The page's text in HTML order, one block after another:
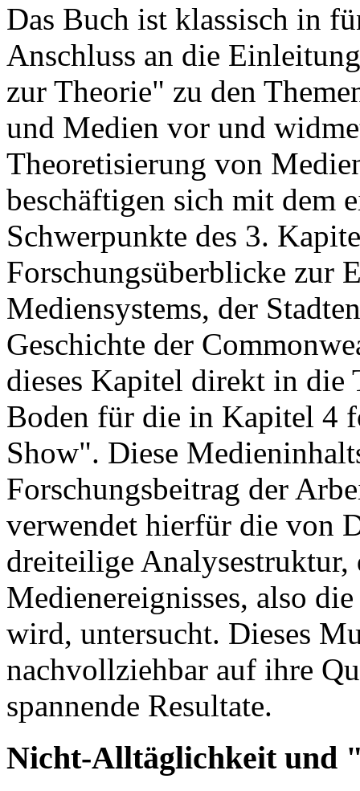
Das Buch ist klassisch in
Anschluss an die
zur Theorie" zu den
und Medien vor und
Theoretisierung von
beschäftigen sich mit dem
Schwerpunkte des 3.
Forschungsüberblicke zur
Mediensystems, der
Geschichte der
dieses Kapitel direkt in die
Boden für die in Kapitel 4
Show". Diese
Forschungsbeitrag der
verwendet hierfür die von
dreiteilige
Medienereignisses, also
wird, untersucht. Dieses
nachvollziehbar auf ihre
spannende Resultate.
Nicht-Alltäglichkeit und